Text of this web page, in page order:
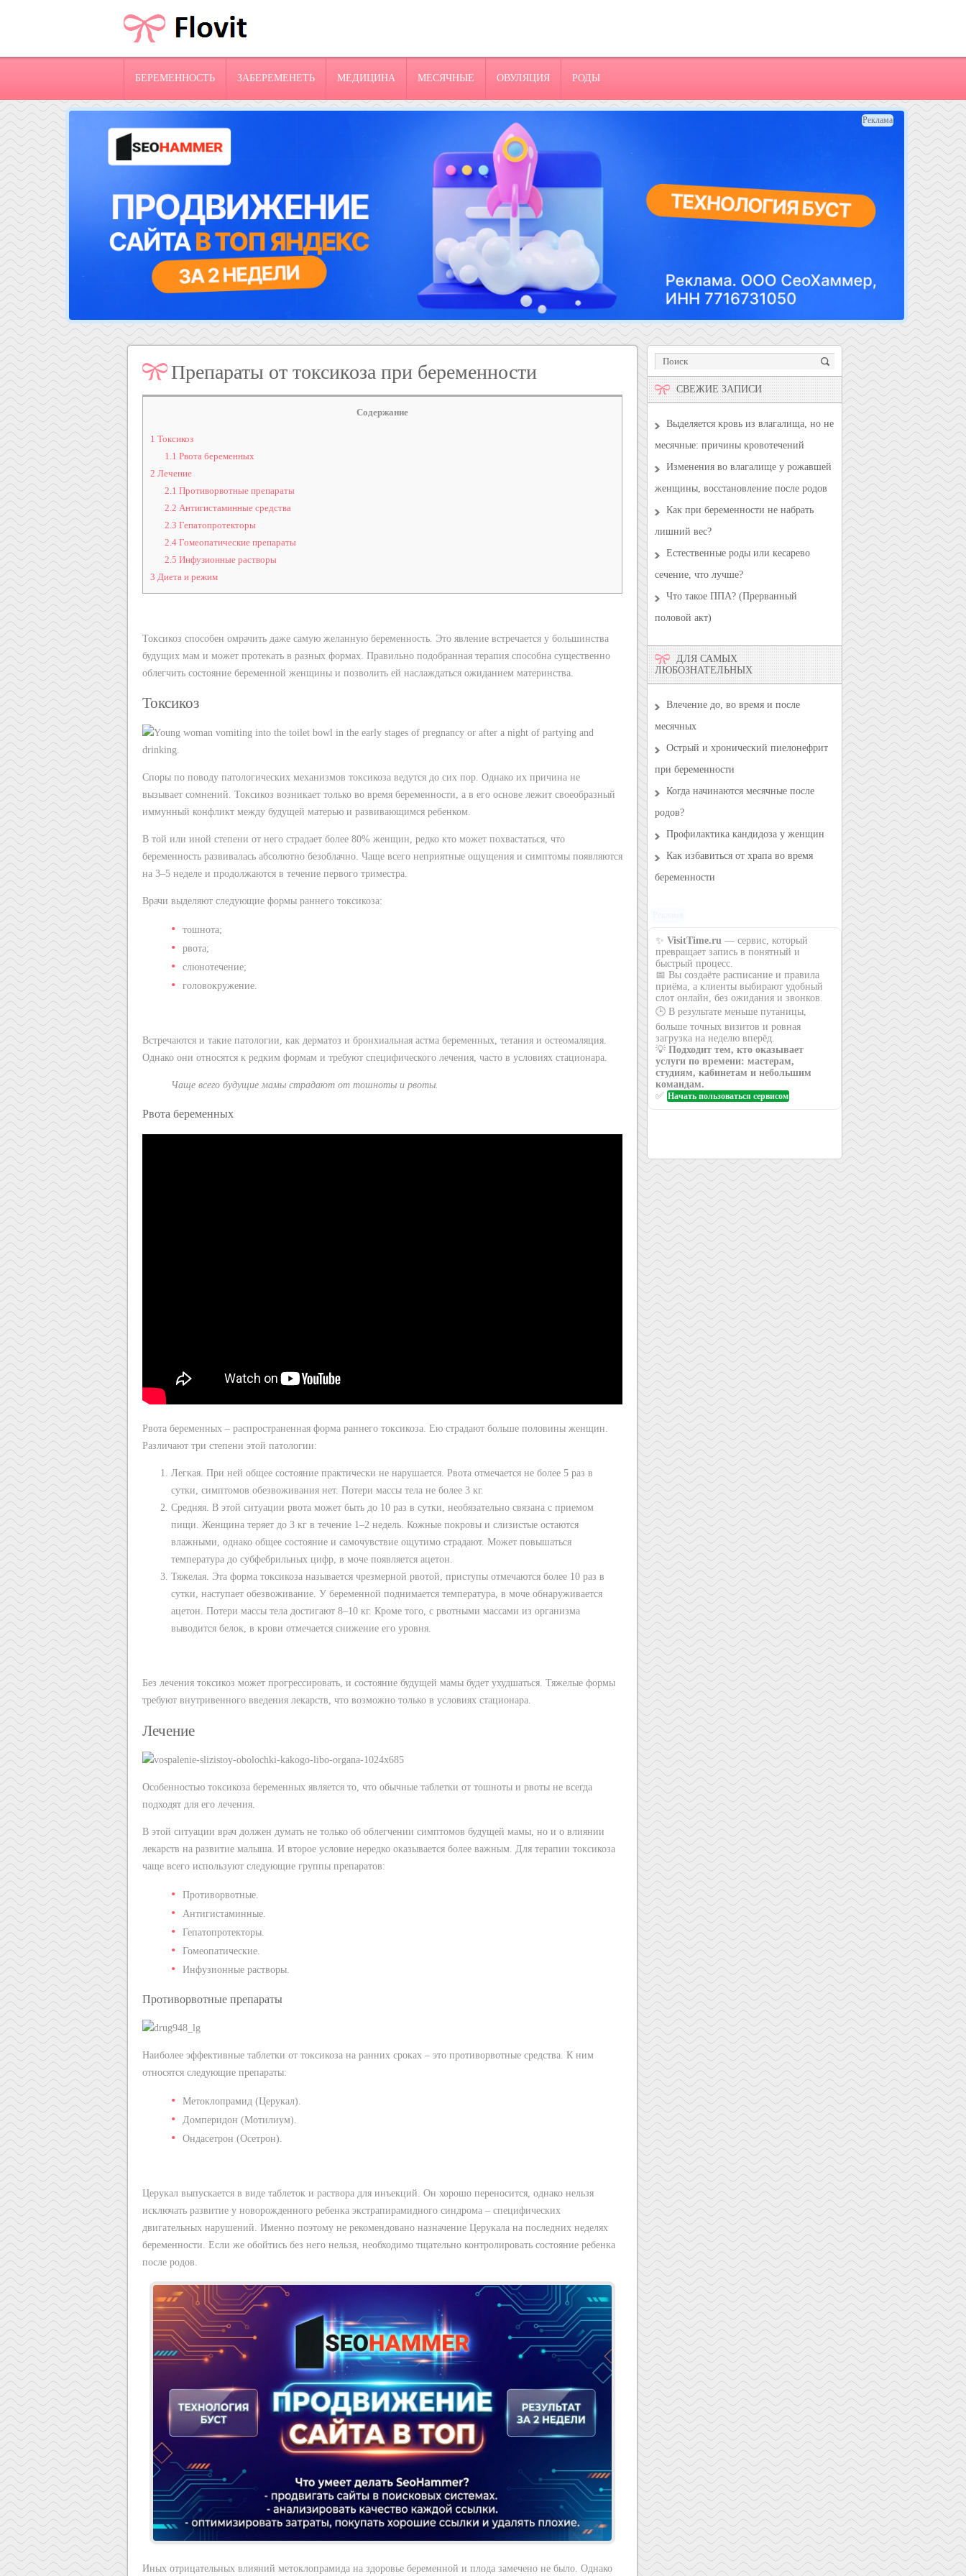
БЕРЕМЕННОСТЬ ЗАБЕРЕМЕНЕТЬ МЕДИЦИНА МЕСЯЧНЫЕ ОВУЛЯЦИЯ РОДЫ
Реклама
Препараты от токсикоза при беременности
Содержание
1 Токсикоз
1.1 Рвота беременных
2 Лечение
2.1 Противорвотные препараты
2.2 Антигистаминные средства
2.3 Гепатопротекторы
2.4Гомеопатические препараты
2.5 Инфузионные растворы
3 Диета и режим
Токсикоз способен омрачить даже самую желанную беременность. Это явление встречается у большинства
будущих мам и может протекать в разных формах. Правильно подобранная терапия способна существенно
облегчить состояние беременной женщины и позволить ей наслаждаться ожиданием материнства.
Токсикоз
Споры по поводу патологических механизмов токсикоза ведутся до сих пор. Однако их причина не
вызывает сомнений. Токсикоз возникает только во время беременности, а в его основе лежит своеобразный
иммунный конфликт между будущей матерью и развивающимся ребенком.
В той или иной степени от него страдает более 80% женщин, редко кто может похвастаться, что
беременность развивалась абсолютно безоблачно. Чаще всего неприятные ощущения и симптомы появляются
на 3–5 неделе и продолжаются в течение первого триместра.
Врачи выделяют следующие формы раннего токсикоза:
тошнота;
рвота;
слюнотечение;
головокружение.
Встречаются и такие патологии, как дерматоз и бронхиальная астма беременных, тетания и остеомаляция.
Однако они относятся к редким формам и требуют специфического лечения, часто в условиях стационара.
Чаще всего будущие мамы страдают от тошноты и рвоты.
Рвота беременных
Рвота беременных – распространенная форма раннего токсикоза. Ею страдают больше половины женщин.
Различают три степени этой патологии:
Легкая. При ней общее состояние практически не нарушается. Рвота отмечается не более 5 раз в
сутки, симптомов обезвоживания нет. Потери массы тела не более 3 кг.
Средняя. В этой ситуации рвота может быть до 10 раз в сутки, необязательно связана с приемом
пищи. Женщина теряет до 3 кг в течение 1–2 недель. Кожные покровы и слизистые остаются
влажными, однако общее состояние и самочувствие ощутимо страдают. Может повышаться
температура до субфебрильных цифр, в моче появляется ацетон.
Тяжелая. Эта форма токсикоза называется чрезмерной рвотой, приступы отмечаются более 10 раз в
сутки, наступает обезвоживание. У беременной поднимается температура, в моче обнаруживается
ацетон. Потери массы тела достигают 8–10 кг. Кроме того, с рвотными массами из организма
выводится белок, в крови отмечается снижение его уровня.
Без лечения токсикоз может прогрессировать, и состояние будущей мамы будет ухудшаться. Тяжелые формы
требуют внутривенного введения лекарств, что возможно только в условиях стационара.
Лечение
Особенностью токсикоза беременных является то, что обычные таблетки от тошноты и рвоты не всегда
подходят для его лечения.
В этой ситуации врач должен думать не только об облегчении симптомов будущей мамы, но и о влиянии
лекарств на развитие малыша. И второе условие нередко оказывается более важным. Для терапии токсикоза
чаще всего используют следующие группы препаратов:
Противорвотные.
Антигистаминные.
Гепатопротекторы.
Гомеопатические.
Инфузионные растворы.
Противорвотные препараты
Наиболее эффективные таблетки от токсикоза на ранних сроках – это противорвотные средства. К ним
относятся следующие препараты:
Метоклопрамид (Церукал).
Домперидон (Мотилиум).
Ондасетрон (Осетрон).
Церукал выпускается в виде таблеток и раствора для инъекций. Он хорошо переносится, однако нельзя
исключать развитие у новорожденного ребенка экстрапирамидного синдрома – специфических
двигательных нарушений. Именно поэтому не рекомендовано назначение Церукала на последних неделях
беременности. Если же обойтись без него нельзя, необходимо тщательно контролировать состояние ребенка
после родов.
Реклама
Иных отрицательных влияний метоклопрамида на здоровье беременной и плода замечено не было. Однако
СВЕЖИЕ ЗАПИСИ
Выделяется кровь из влагалища, но не
месячные: причины кровотечений
Изменения во влагалище у рожавшей
женщины, восстановление после родов
Как при беременности не набрать
лишний вес?
Естественные роды или кесарево
сечение, что лучше?
Что такое ППА? (Прерванный
половой акт)
ДЛЯ САМЫХ
ЛЮБОЗНАТЕЛЬНЫХ
Влечение до, во время и после
месячных
Острый и хронический пиелонефрит
при беременности
Когда начинаются месячные после
родов?
Профилактика кандидоза у женщин
Как избавиться от храпа во время
беременности
✨ VisitTime.ru — сервис, который
превращает запись в понятный и
быстрый процесс.
📅 Вы создаёте расписание и правила
приёма, а клиенты выбирают удобный
слот онлайн, без ожидания и звонков.
🕒 В результате меньше путаницы,
больше точных визитов и ровная
загрузка на неделю вперёд.
💡 Подходит тем, кто оказывает
услуги по времени: мастерам,
студиям, кабинетам и небольшим
командам.
✅ Начать пользоваться сервисом